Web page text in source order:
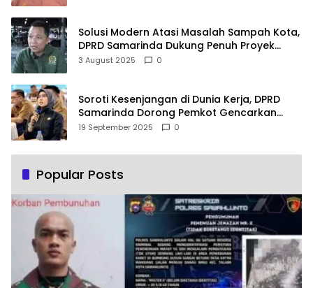
Solusi Modern Atasi Masalah Sampah Kota,
DPRD Samarinda Dukung Penuh Proyek
PLTSA
3 August 2025 0
Soroti Kesenjangan di Dunia Kerja, DPRD
Samarinda Dorong Pemkot Gencarkan
Pemberdayaan Perempuan
19 September 2025 0
Popular Posts